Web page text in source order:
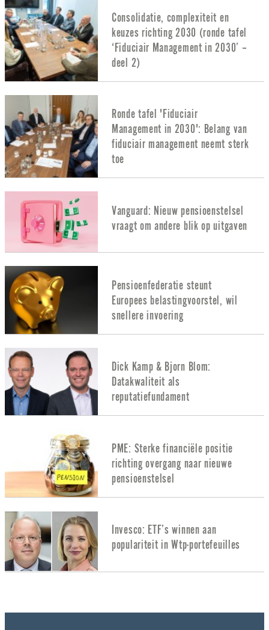
Consolidatie, complexiteit en
keuzes richting 2030 (ronde tafel
‘Fiduciair Management in 2030’ –
deel 2)
Ronde tafel 'Fiduciair
Management in 2030': Belang van
fiduciair management neemt sterk
toe
Vanguard: Nieuw pensioenstelsel
vraagt om andere blik op uitgaven
Pensioenfederatie steunt
Europees belastingvoorstel, wil
snellere invoering
Dick Kamp & Bjorn Blom:
Datakwaliteit als
reputatiefundament
PME: Sterke financiële positie
richting overgang naar nieuwe
pensioenstelsel
Invesco: ETF’s winnen aan
populariteit in Wtp-portefeuilles